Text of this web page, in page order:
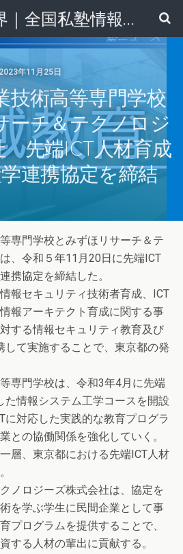
月刊私塾界｜全国私塾情報センター
2023年11月25日
技術高等専門学校
ーチ＆テクノロジ
先端ICT人材育成
連携協定を締結
専門学校とみずほリサーチ＆テ
、令和５年11月20日に先端ICT
携協定を締結した。
報セキュリティ技術者育成、ICT
報アーキテクト育成に関する事
する情報セキュリティ教育及び
して実施することで、東京都の発
専門学校は、令和3年4月に先端
た情報システム工学コースを開設
に対応した実践的な教育プログラ
との協働関係を強化していく。
層、東京都における先端ICT人材
ノロジーズ株式会社は、協定を
を学ぶ学生に民間企業として事
プログラムを提供することで、
する人材の輩出に貢献する。